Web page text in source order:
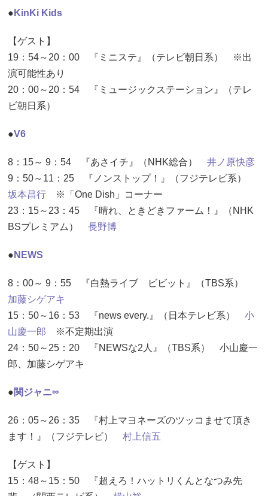
● KinKi Kids
【ゲスト】
19：54～20：00 『ミニステ』（テレビ朝日系） ※出
演可能性あり
20：00～20：54 『ミュージックステーション』（テレ
ビ朝日系）
●V6
8：15～ 9：54 『あさイチ』（NHK総合） 井ノ原快彦
9：50～11：25 『ノンストップ！』（フジテレビ系）
坂本昌行 ※「One Dish」コーナー
23：15～23：45 『晴れ、ときどきファーム！』（NHK
BSプレミアム） 長野博
● NEWS
8：00～ 9：55 『白熱ライブ ビビット』（TBS系）
加藤シゲアキ
15：50～16：53 『news every.』（日本テレビ系） 小
山慶一郎 ※不定期出演
24：50～25：20 『NEWSな2人』（TBS系） 小山慶一
郎、加藤シゲアキ
●関ジャニ∞
26：05～26：35 『村上マヨネーズのツッコませて頂き
ます！』（フジテレビ） 村上信五
【ゲスト】
15：48～15：50 『超えろ！ハットリくんとなつみ先